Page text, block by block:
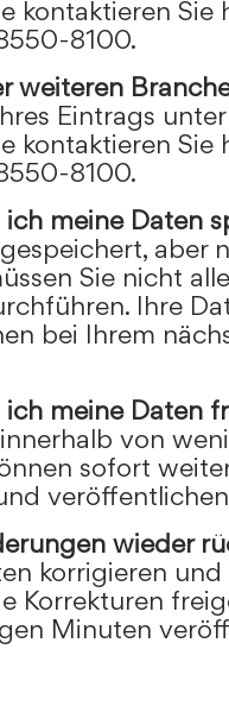
kontaktieren Sie
8100.
weiteren
Eintrags
kontaktieren Sie
8100.
meine Daten
aber
Sie nicht
Ihre
bei Ihrem
meine Daten
von
sofort
wieder
korrigieren
Korrekturen
Minuten